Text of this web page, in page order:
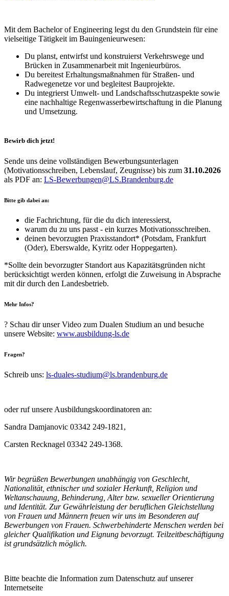
Mit dem Bachelor of Engineering legst du den Grundstein für eine
vielseitige Tätigkeit im Bauingenieurwesen:
Du planst, entwirfst und konstruierst Verkehrswege und
Brücken in Zusammenarbeit mit Ingenieurbüros.
Du bereitest Erhaltungsmaßnahmen für Straßen- und
Radwegenetze vor und begleitest Bauprojekte.
Du integrierst Umwelt- und Landschaftsschutzaspekte sowie
eine nachhaltige Regenwasserbewirtschaftung in die Planung
und Umsetzung.
Bewirb dich jetzt!
Sende uns deine vollständigen Bewerbungsunterlagen
(Motivationsschreiben, Lebenslauf, Zeugnisse) bis zum 31.10.2026
als PDF an: LS-Bewerbungen@LS.Brandenburg.de
Bitte gib dabei an:
die Fachrichtung, für die du dich interessierst,
warum du zu uns passt - ein kurzes Motivationsschreiben.
deinen bevorzugten Praxisstandort* (Potsdam, Frankfurt
(Oder), Eberswalde, Kyritz oder Hoppegarten).
*Sollte dein bevorzugter Standort aus Kapazitätsgründen nicht
berücksichtigt werden können, erfolgt die Zuweisung in Absprache
mit dir durch den Landesbetrieb.
Mehr Infos?
? Schau dir unser Video zum Dualen Studium an und besuche
unsere Website: www.ausbildung-ls.de
Fragen?
Schreib uns: ls-duales-studium@ls.brandenburg.de
oder ruf unsere Ausbildungskoordinatoren an:
Sandra Damjanovic 03342 249-1821,
Carsten Recknagel 03342 249-1368.
Wir begrüßen Bewerbungen unabhängig von Geschlecht,
Nationalität, ethnischer und sozialer Herkunft, Religion und
Weltanschauung, Behinderung, Alter bzw. sexueller Orientierung
und Identität. Zur Gewährleistung der beruflichen Gleichstellung
von Frauen und Männern freuen wir uns im Besonderen auf
Bewerbungen von Frauen. Schwerbehinderte Menschen werden bei
gleicher Qualifikation und Eignung bevorzugt. Teilzeitbeschäftigung
ist grundsätzlich möglich.
Bitte beachte die Information zum Datenschutz auf unserer
Internetseite